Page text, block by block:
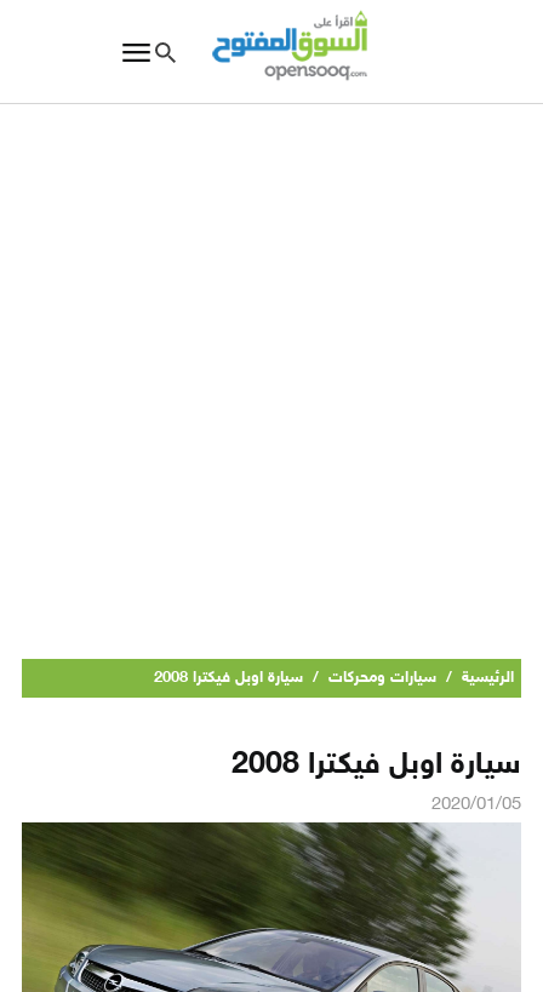
الرئيسية / سيارات ومحركات / سيارة اوبل فيكترا 2008
سيارة اوبل فيكترا 2008
2020/01/05